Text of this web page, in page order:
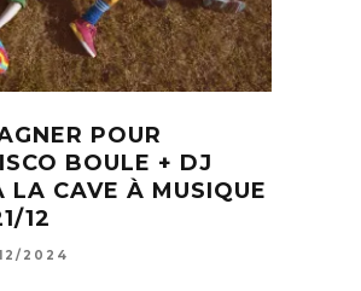
POUR
BOULE + DJ
LA CAVE À MUSIQUE
12
2024